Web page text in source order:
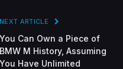
NEXT ARTICLE
You Can Own a Piece of
BMW M History, Assuming
You Have Unlimited